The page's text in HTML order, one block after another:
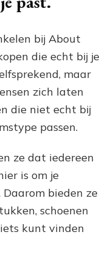
bij About
die echt bij je
maar
zich laten
die niet echt bij
passen.
ze dat iedereen
is om je
bieden ze
schoenen
kunt vinden